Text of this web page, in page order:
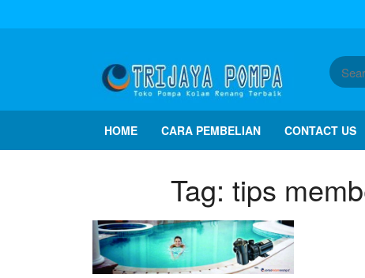
HOME CARA PEMBELIAN CONTACT US
Tag: tips